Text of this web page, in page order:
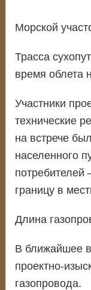
Морской
Трасса
время облета
Участники
технические
на встрече
населенного
потребителей
границу в
Длина
В ближайшее
проектно-
газопровода.